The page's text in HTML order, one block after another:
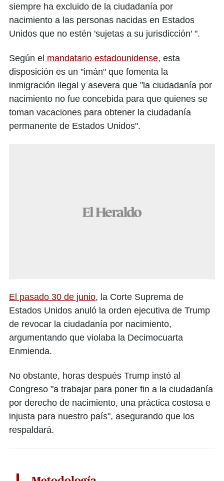
siempre ha excluido de la ciudadanía por
nacimiento a las personas nacidas en Estados
Unidos que no estén 'sujetas a su jurisdicción' ".
Según el mandatario estadounidense, esta
disposición es un "imán" que fomenta la
inmigración ilegal y asevera que "la ciudadanía por
nacimiento no fue concebida para que quienes se
toman vacaciones para obtener la ciudadanía
permanente de Estados Unidos".
El pasado 30 de junio, la Corte Suprema de
Estados Unidos anuló la orden ejecutiva de Trump
de revocar la ciudadanía por nacimiento,
argumentando que violaba la Decimocuarta
Enmienda.
No obstante, horas después Trump instó al
Congreso "a trabajar para poner fin a la ciudadanía
por derecho de nacimiento, una práctica costosa e
injusta para nuestro país", asegurando que los
respaldará.